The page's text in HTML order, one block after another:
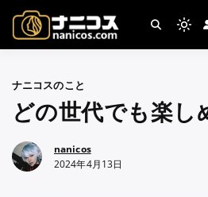
テ
ツ
キ
nanicos
がつな
撮影場所・ス
レ撮影主催者
ナニコスのこと
どの世代でも楽し
nanicos
2024年4月13日